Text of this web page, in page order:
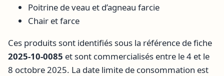
Poitrine de veau et d’agneau farcie
Chair et farce
Ces produits sont identifiés sous la référence de fiche
2025-10-0085 et sont commercialisés entre le 4 et le
8 octobre 2025. La date limite de consommation est